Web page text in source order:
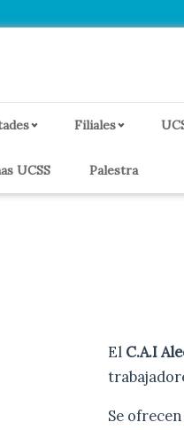
Filiales
UCSS Palestra
El C.A.I
Se